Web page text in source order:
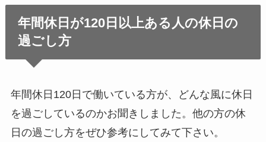
年間休日が120日以上ある人の休日の
過ごし方
年間休日120日で働いている方が、どんな風に休日
を過ごしているのかお聞きしました。他の方の休
日の過ごし方をぜひ参考にしてみて下さい。